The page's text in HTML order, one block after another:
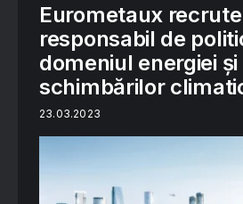
Eurometaux
responsabil de
domeniul energiei și
schimbărilor
23.03.2023